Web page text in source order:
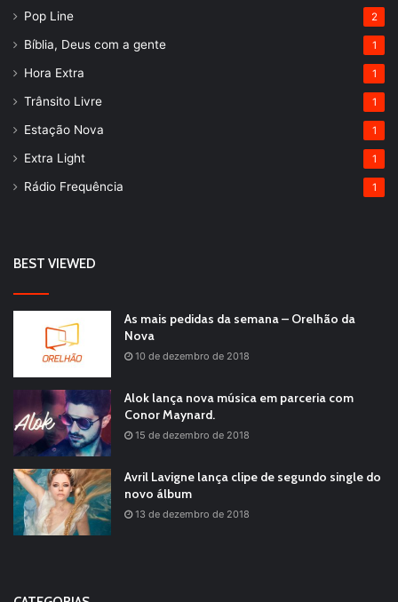
Pop Line 2
Bíblia, Deus com a gente 1
Hora Extra 1
Trânsito Livre 1
Estação Nova 1
Extra Light 1
Rádio Frequência 1
BEST VIEWED
As mais pedidas da semana – Orelhão da
Nova
10 de dezembro de 2018
Alok lança nova música em parceria com
Conor Maynard.
15 de dezembro de 2018
Avril Lavigne lança clipe de segundo single do
novo álbum
13 de dezembro de 2018